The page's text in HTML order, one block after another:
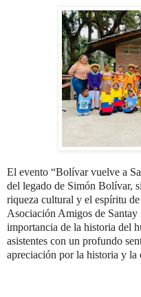
El evento “Bolívar vuelve a
del legado de Simón Bolívar,
riqueza cultural y el espíritu
Asociación Amigos de Santay
importancia de la historia del
asistentes con un profundo
apreciación por la historia y la